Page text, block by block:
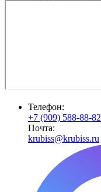
Телефон:
+7 (909) 588-88-82
Почта:
krubiss@krubiss.ru